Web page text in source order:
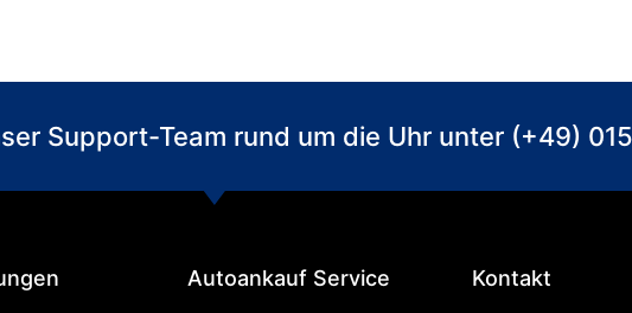
Support-Team rund um die Uhr unter (+49)
Autoankauf Service Kontakt